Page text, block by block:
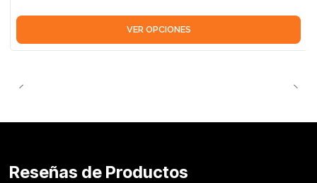
VER OPCIONES
Reseñas de Productos